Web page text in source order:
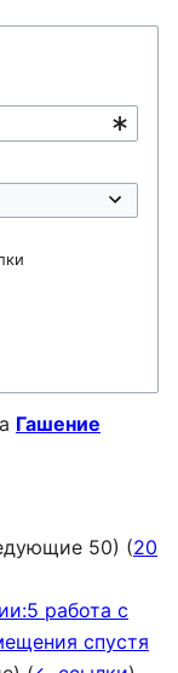
Гашение
50) (20
работа с
спустя